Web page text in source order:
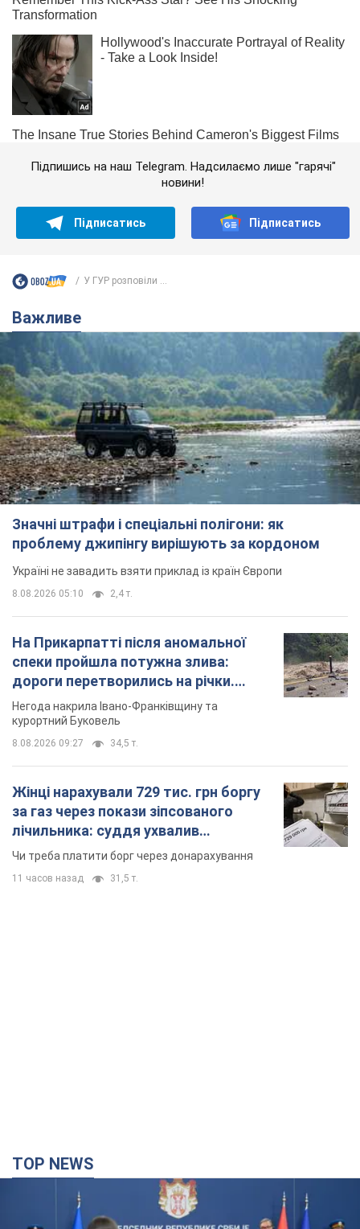
Підпишись на наш Telegram. Надсилаємо лише "гарячі"
новини!
Підписатись Підписатись
У ГУР розповіли ...
Важливе
Значні штрафи і спеціальні полігони: як
проблему джипінгу вирішують за кордоном
Україні не завадить взяти приклад із країн Європи
8.08.2026 05:10 2,4 т.
На Прикарпатті після аномальної
спеки пройшла потужна злива:
дороги перетворились на річки.
Відео
Негода накрила Івано-Франківщину та
курортний Буковель
8.08.2026 09:27 34,5 т.
Жінці нарахували 729 тис. грн боргу
за газ через покази зіпсованого
лічильника: суддя ухвалив
неочікуване рішення
Чи треба платити борг через донарахування
11 часов назад 31,5 т.
TOP NEWS